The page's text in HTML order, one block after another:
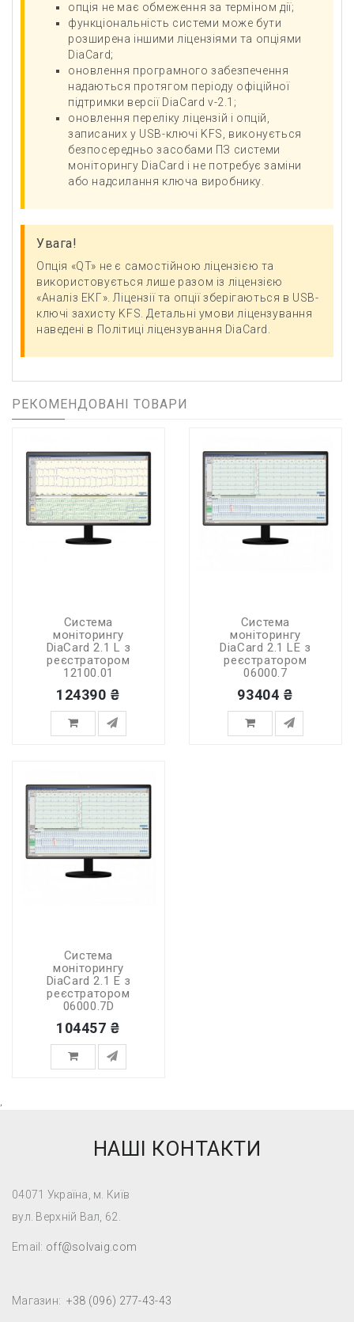
опція не має обмеження за терміном дії;
функціональність системи може бути
розширена іншими ліцензіями та опціями
DiaCard;
оновлення програмного забезпечення
надаються протягом періоду офіційної
підтримки версії DiaCard v-2.1;
оновлення переліку ліцензій і опцій,
записаних у USB-ключі KFS, виконується
безпосередньо засобами ПЗ системи
моніторингу DiaCard і не потребує заміни
або надсилання ключа виробнику.
Увага!
Опція «QT» не є самостійною ліцензією та
використовується лише разом із ліцензією
«Аналіз ЕКГ». Ліцензії та опції зберігаються в USB-
ключі захисту KFS. Детальні умови ліцензування
наведені в Політиці ліцензування DiaCard.
РЕКОМЕНДОВАНІ ТОВАРИ
Система
моніторингу
DiaCard 2.1 L з
реєстратором
12100.01
124390 ₴
Система
моніторингу
DiaCard 2.1 LE з
реєстратором
06000.7
93404 ₴
Система
моніторингу
DiaCard 2.1 E з
реєстратором
06000.7D
104457 ₴
,
НАШІ КОНТАКТИ
04071 Україна, м. Київ
вул. Верхній Вал, 62.
Email: off@solvaig.com
Магазин: +38 (096) 277-43-43